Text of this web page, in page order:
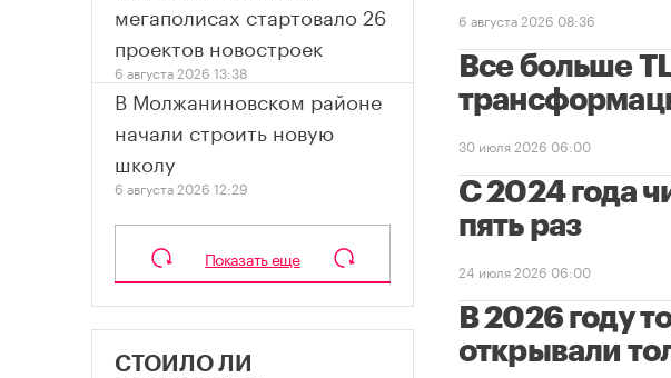
6 августа 2026 08:36
Все больше
30 июля 2026 06:00
С 2024 года
пять раз
24 июля 2026 06:00
В 2026 году
открывали
мегаполисах стартовало 26
проектов новостроек
6 августа 2026 13:38
В Молжаниновском районе
начали строить новую
школу
6 августа 2026 12:29
Показать еще
СТОИЛО ЛИ